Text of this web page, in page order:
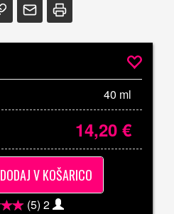
40 ml
14,20€
DODAJ V KOŠARICO
(5) 2